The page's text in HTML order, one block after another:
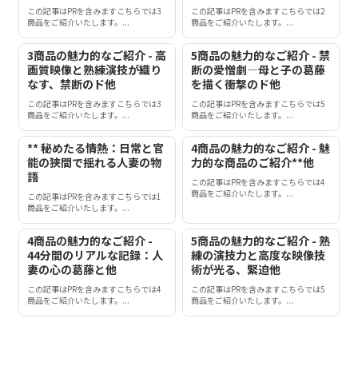
この記事はPRを含みますこちらでは3
商品をご紹介いたします。...
この記事はPRを含みますこちらでは2
商品をご紹介いたします。...
3商品の魅力的なご紹介 - 高
画質映像と熟練演技が織り
なす、禁断のド他
この記事はPRを含みますこちらでは3
商品をご紹介いたします。...
5商品の魅力的なご紹介 - 禁
断の愛憎劇―母と子の葛藤
を描く衝撃のド他
この記事はPRを含みますこちらでは5
商品をご紹介いたします。...
** 秘めたる情熱：日常と官
能の狭間で揺れる人妻の物
語
この記事はPRを含みますこちらでは1
商品をご紹介いたします。...
4商品の魅力的なご紹介 - 魅
力的な商品のご紹介**他
この記事はPRを含みますこちらでは4
商品をご紹介いたします。...
4商品の魅力的なご紹介 -
44分間のリアルな記録：人
妻の心の葛藤と他
この記事はPRを含みますこちらでは4
商品をご紹介いたします。...
5商品の魅力的なご紹介 - 熟
練の演技力と高度な映像技
術が光る、緊迫他
この記事はPRを含みますこちらでは5
商品をご紹介いたします。...